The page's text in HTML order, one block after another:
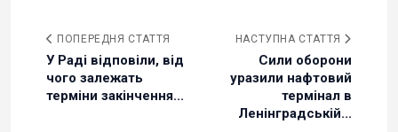
ПОПЕРЕДНЯ СТАТТЯ
У Раді відповіли, від
чого залежать
терміни закінчення...
НАСТУПНА СТАТТЯ
Сили оборони
уразили нафтовий
термінал в
Ленінградській...